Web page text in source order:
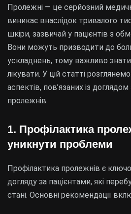
Пролежні — це серйозний
виникає внаслідок тривалого
шкіри, зазвичай у пацієнтів з
Вони можуть призводити до
ускладнень, тому важливо знати,
лікувати. У цій статті
аспектів, пов’язаних із
пролежнів.
1. Профілактика
уникнути проблеми
Профілактика пролежнів є
догляду за пацієнтами, які
стані. Основні рекомендації